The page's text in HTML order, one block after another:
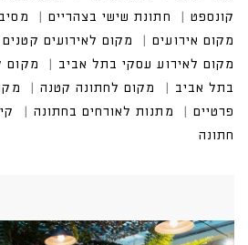
קונספט
חתונת שישי בצהריים
מקום אירועים
מקום לאירועים קטנים
מקום לאירוע עסקי בתל אביב
מקום
בתל אביב
מקום לחתונה קטנה
פרטיים
מתנות לאורחים בחתונה
חתונה